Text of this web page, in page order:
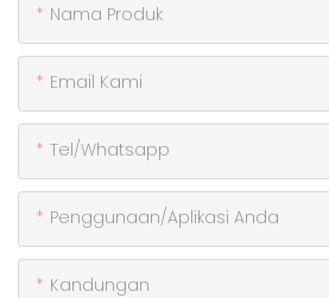
Nama Produk
Email Kami
Tel/whatsapp
Penggunaan/Aplikasi Anda
Kandungan